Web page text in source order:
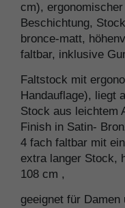
cm),
Beschichtung,
bronce-matt,
faltbar, inklusive
Faltstock mit
Handauflage), liegt
Stock aus leichtem
Finish in Satin-
4 fach faltbar mit
extra langer Stock,
108 cm ,
geeignet für Damen